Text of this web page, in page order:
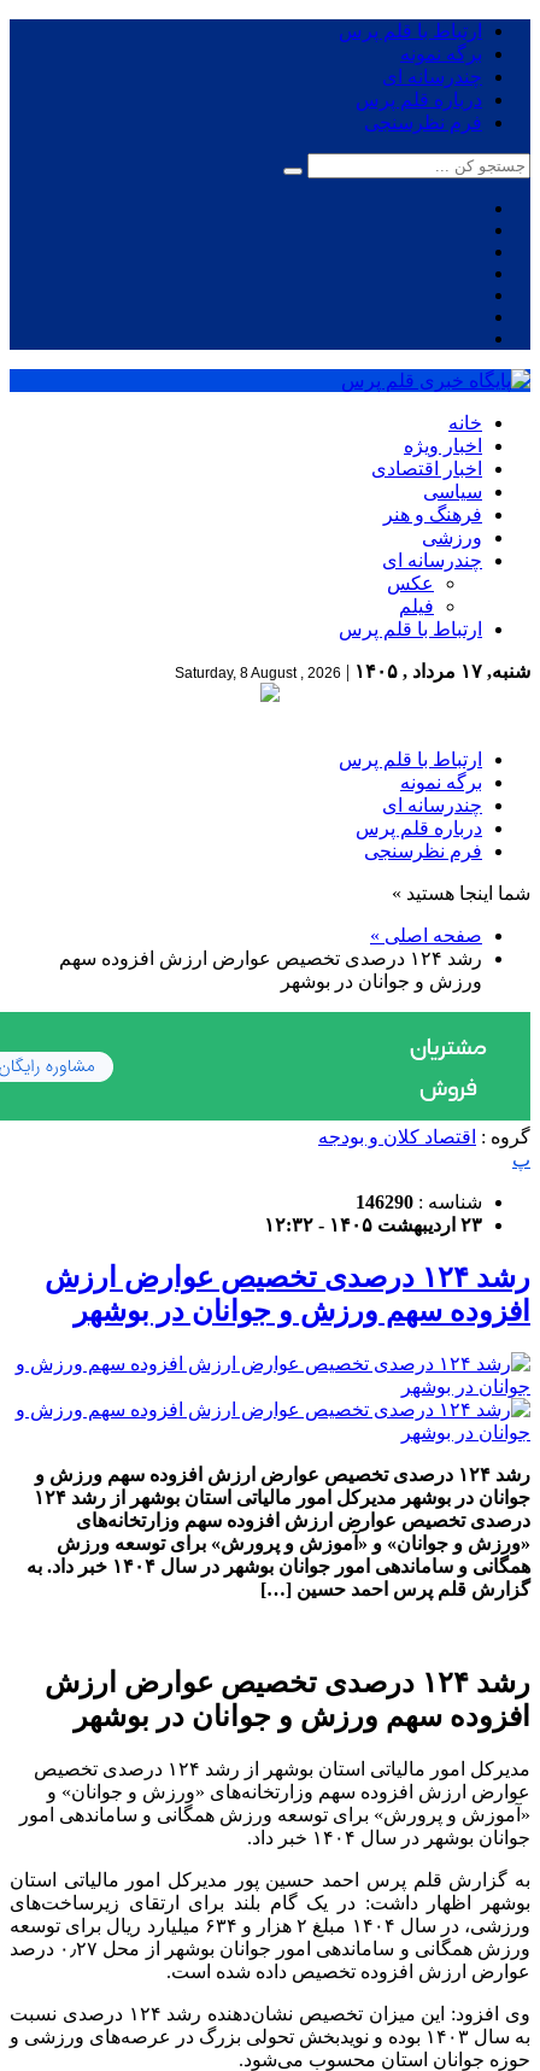
ارتباط با قلم پرس
برگه نمونه
چندرسانه ای
درباره قلم پرس
فرم نظرسنجی
خانه
اخبار ویژه
اخبار اقتصادی
سیاسی
فرهنگ و هنر
ورزشی
چندرسانه ای
عکس
فیلم
ارتباط با قلم پرس
شنبه, ۱۷ مرداد , ۱۴۰۵ |
Saturday, 8 August , 2026
ارتباط با قلم پرس
برگه نمونه
چندرسانه ای
درباره قلم پرس
فرم نظرسنجی
شما اینجا هستید »
صفحه اصلی »
رشد ۱۲۴ درصدی تخصیص عوارض ارزش افزوده سهم
ورزش و جوانان در بوشهر
گروه : اقتصاد کلان و بودجه
پ
شناسه : 146290
۲۳ اردیبهشت ۱۴۰۵ - ۱۲:۳۲
رشد ۱۲۴ درصدی تخصیص عوارض ارزش
افزوده سهم ورزش و جوانان در بوشهر
رشد ۱۲۴ درصدی تخصیص عوارض ارزش افزوده سهم ورزش و
جوانان در بوشهر مدیرکل امور مالیاتی استان بوشهر از رشد ۱۲۴
درصدی تخصیص عوارض ارزش افزوده سهم وزارتخانه‌های
«ورزش و جوانان» و «آموزش و پرورش» برای توسعه ورزش
همگانی و ساماندهی امور جوانان بوشهر در سال ۱۴۰۴ خبر داد. به
گزارش قلم پرس احمد حسین […]
رشد ۱۲۴ درصدی تخصیص عوارض ارزش
افزوده سهم ورزش و جوانان در بوشهر
مدیرکل امور مالیاتی استان بوشهر از رشد ۱۲۴ درصدی تخصیص
عوارض ارزش افزوده سهم وزارتخانه‌های «ورزش و جوانان» و
«آموزش و پرورش» برای توسعه ورزش همگانی و ساماندهی امور
جوانان بوشهر در سال ۱۴۰۴ خبر داد.
به گزارش قلم پرس احمد حسین پور مدیرکل امور مالیاتی استان
بوشهر اظهار داشت: در یک گام بلند برای ارتقای زیرساخت‌های
ورزشی، در سال ۱۴۰۴ مبلغ ۲ هزار و ۶۳۴ میلیارد ریال برای توسعه
ورزش همگانی و ساماندهی امور جوانان بوشهر از محل ۰٫۲۷ درصد
عوارض ارزش افزوده تخصیص داده شده است.
وی افزود: این میزان تخصیص نشان‌دهنده رشد ۱۲۴ درصدی نسبت
به سال ۱۴۰۳ بوده و نویدبخش تحولی بزرگ در عرصه‌های ورزشی و
حوزه جوانان استان محسوب می‌شود.